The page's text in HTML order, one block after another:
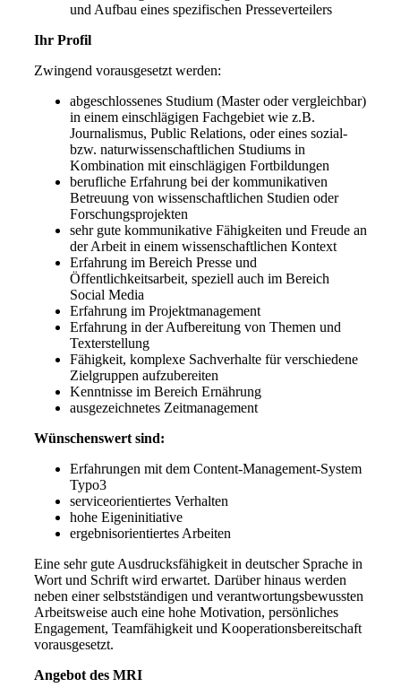
und Aufbau eines spezifischen Presseverteilers
Ihr Profil
Zwingend vorausgesetzt werden:
abgeschlossenes Studium (Master oder vergleichbar)
in einem einschlägigen Fachgebiet wie z.B.
Journalismus, Public Relations, oder eines sozial-
bzw. naturwissenschaftlichen Studiums in
Kombination mit einschlägigen Fortbildungen
berufliche Erfahrung bei der kommunikativen
Betreuung von wissenschaftlichen Studien oder
Forschungsprojekten
sehr gute kommunikative Fähigkeiten und Freude an
der Arbeit in einem wissenschaftlichen Kontext
Erfahrung im Bereich Presse und
Öffentlichkeitsarbeit, speziell auch im Bereich
Social Media
Erfahrung im Projektmanagement
Erfahrung in der Aufbereitung von Themen und
Texterstellung
Fähigkeit, komplexe Sachverhalte für verschiedene
Zielgruppen aufzubereiten
Kenntnisse im Bereich Ernährung
ausgezeichnetes Zeitmanagement
Wünschenswert sind:
Erfahrungen mit dem Content-Management-System
Typo3
serviceorientiertes Verhalten
hohe Eigeninitiative
ergebnisorientiertes Arbeiten
Eine sehr gute Ausdrucksfähigkeit in deutscher Sprache in
Wort und Schrift wird erwartet. Darüber hinaus werden
neben einer selbstständigen und verantwortungsbewussten
Arbeitsweise auch eine hohe Motivation, persönliches
Engagement, Teamfähigkeit und Kooperationsbereitschaft
vorausgesetzt.
Angebot des MRI